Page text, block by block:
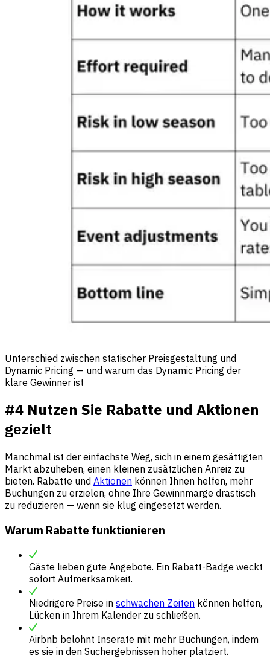
Unterschied zwischen statischer Preisgestaltung und
Dynamic Pricing — und warum das Dynamic Pricing der
klare Gewinner ist
#4 Nutzen Sie Rabatte und Aktionen
gezielt
Manchmal ist der einfachste Weg, sich in einem gesättigten
Markt abzuheben, einen kleinen zusätzlichen Anreiz zu
bieten. Rabatte und Aktionen können Ihnen helfen, mehr
Buchungen zu erzielen, ohne Ihre Gewinnmarge drastisch
zu reduzieren — wenn sie klug eingesetzt werden.
Warum Rabatte funktionieren
Gäste lieben gute Angebote. Ein Rabatt-Badge weckt
sofort Aufmerksamkeit.
Niedrigere Preise in schwachen Zeiten können helfen,
Lücken in Ihrem Kalender zu schließen.
Airbnb belohnt Inserate mit mehr Buchungen, indem
es sie in den Suchergebnissen höher platziert.